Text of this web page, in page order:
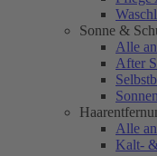
Sonne &
Alle
After
Alle
Kalt-